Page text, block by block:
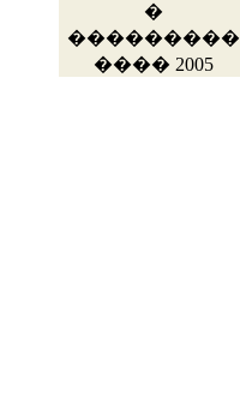
�
���������
���� 2005